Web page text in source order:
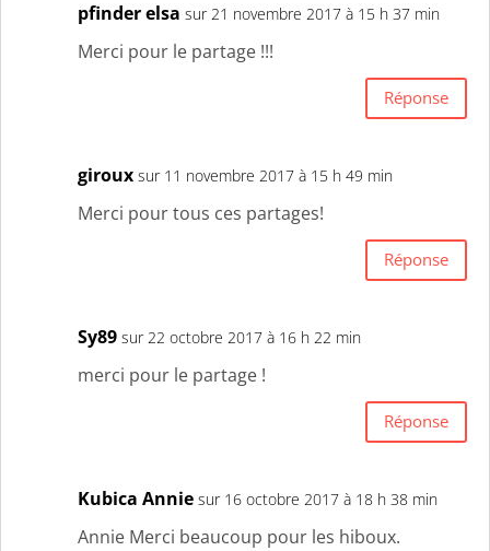
pfinder elsa sur 21 novembre 2017 à 15 h 37 min
Merci pour le partage !!!
Réponse
giroux sur 11 novembre 2017 à 15 h 49 min
Merci pour tous ces partages!
Réponse
Sy89 sur 22 octobre 2017 à 16 h 22 min
merci pour le partage !
Réponse
Kubica Annie sur 16 octobre 2017 à 18 h 38 min
Annie Merci beaucoup pour les hiboux.